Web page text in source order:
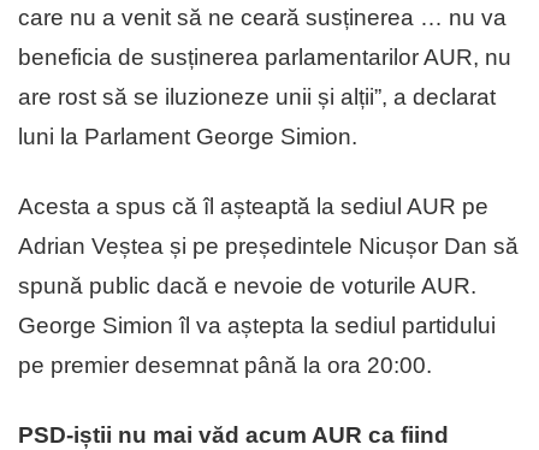
care nu a venit să ne ceară susținerea … nu va
beneficia de susținerea parlamentarilor AUR, nu
are rost să se iluzioneze unii și alții”, a declarat
luni la Parlament George Simion.
Acesta a spus că îl așteaptă la sediul AUR pe
Adrian Veștea și pe președintele Nicușor Dan să
spună public dacă e nevoie de voturile AUR.
George Simion îl va aștepta la sediul partidului
pe premier desemnat până la ora 20:00.
PSD-iștii nu mai văd acum AUR ca fiind